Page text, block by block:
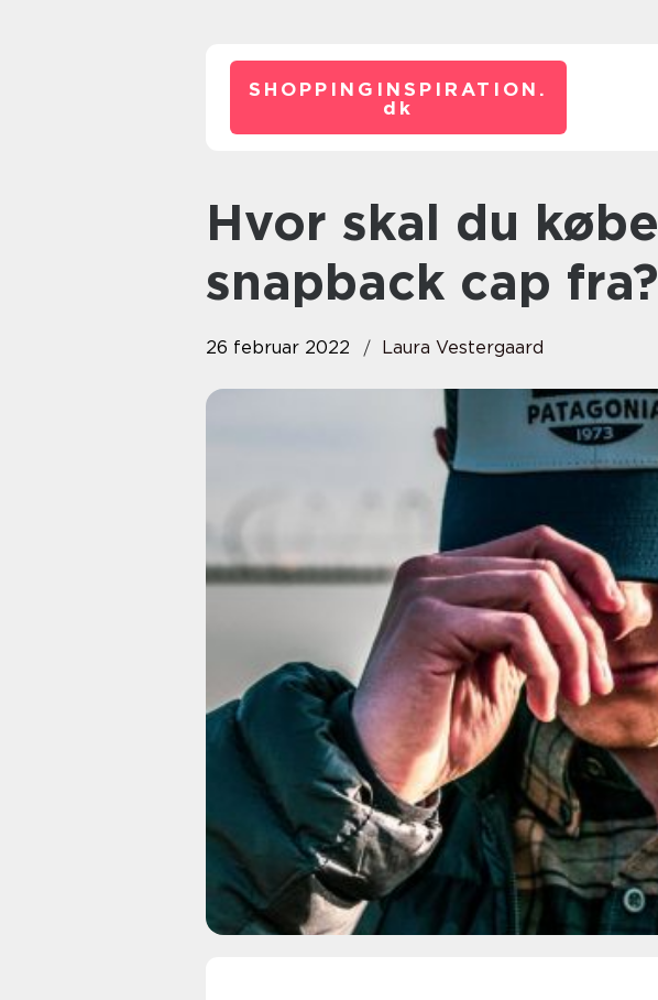
SHOPPINGINSPIRATION.
dk
Hvor skal du købe din næste
snapback cap fra?
26 februar 2022 Laura Vestergaard